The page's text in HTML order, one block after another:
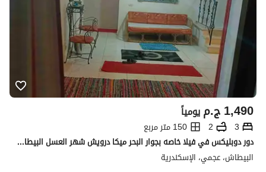
ج.م1,490 يومياً
3
2
150 متر مربع
دور دوبليكس في فيلا خاصه بجوار البحر ميكا درويش شهر العسل البيطاش العجمي الإسكندرية
البيطاش، عجمي، الإسكندرية